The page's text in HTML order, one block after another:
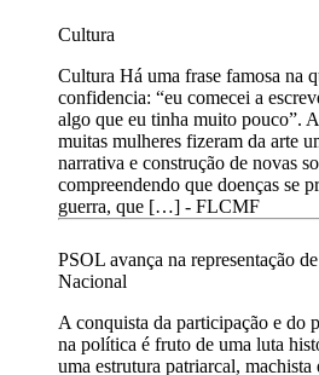
Cultura
Cultura Há uma frase famosa na
confidencia: “eu comecei a
algo que eu tinha muito pouco”.
muitas mulheres fizeram da arte
narrativa e construção de novas
compreendendo que doenças se
guerra, que […] - FLCMF
PSOL avança na representação
Nacional
A conquista da participação e do
na política é fruto de uma luta
uma estrutura patriarcal, machista